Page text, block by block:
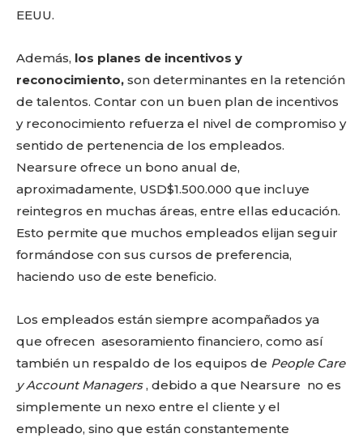
EEUU.
Además, los planes de incentivos y
reconocimiento, son determinantes en la retención
de talentos. Contar con un buen plan de incentivos
y reconocimiento refuerza el nivel de compromiso y
sentido de pertenencia de los empleados.
Nearsure ofrece un bono anual de,
aproximadamente, USD$1.500.000 que incluye
reintegros en muchas áreas, entre ellas educación.
Esto permite que muchos empleados elijan seguir
formándose con sus cursos de preferencia,
haciendo uso de este beneficio.
Los empleados están siempre acompañados ya
que ofrecen asesoramiento financiero, como así
también un respaldo de los equipos de People Care
y Account Managers, debido a que Nearsure no es
simplemente un nexo entre el cliente y el
empleado, sino que están constantemente